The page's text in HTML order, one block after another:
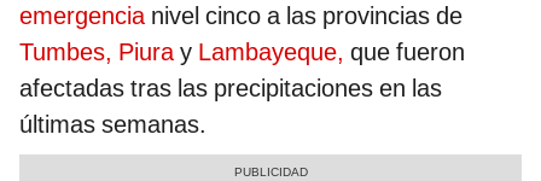
emergencia nivel cinco a las provincias de
Tumbes, Piuray Lambayeque, que fueron
afectadas tras las precipitaciones en las
últimas semanas.